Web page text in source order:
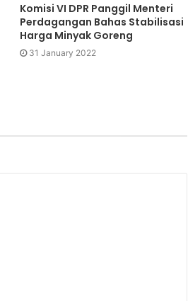
Komisi VI DPR Panggil Menteri
Perdagangan Bahas Stabilisasi
Harga Minyak Goreng
31 January 2022